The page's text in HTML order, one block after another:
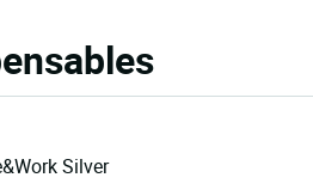
Silver